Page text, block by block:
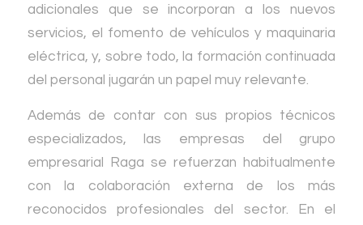
adicionales que se incorporan a los nuevos
servicios, el fomento de vehículos y maquinaria
eléctrica, y, sobre todo, la formación continuada
del personal jugarán un papel muy relevante.
Además de contar con sus propios técnicos
especializados, las empresas del grupo
empresarial Raga se refuerzan habitualmente
con la colaboración externa de los más
reconocidos profesionales del sector. En el